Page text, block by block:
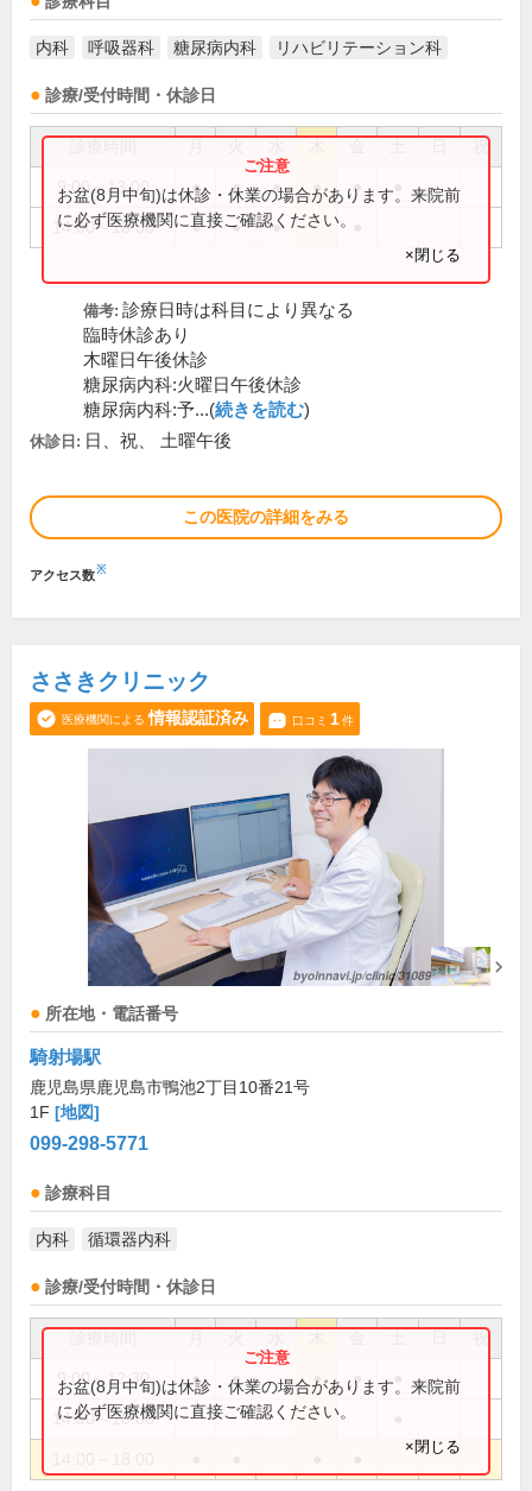
内科 呼吸器科 糖尿病内科 リハビリテーション科
診療/受付時間・休診日
祝
9:00～13:00 ● ● ● ● ●
14:00～18:30 ● ● ●
お盆(8月中旬)は休診・休業の場合があります。来院前
に必ず医療機関に直接ご確認ください。
×閉じる
備考: 診療日時は科目により異なる
臨時休診あり
木曜日午後休診
糖尿病内科:火曜日午後休診
糖尿病内科:予...(続きを読む)
休診日: 日、祝、 土曜午後
この医院の詳細をみる
アクセス数※
ささきクリニック
医療機関による 情報認証済み 口コミ 1件
所在地・電話番号
騎射場駅
鹿児島県鹿児島市鴨池2丁目10番21号
1F [地図]
099-298-5771
診療科目
内科 循環器内科
診療/受付時間・休診日
祝
9:00～12:30 ● ● ● ●
14:00～16:00
お盆(8月中旬)は休診・休業の場合があります。来院前
に必ず医療機関に直接ご確認ください。
×閉じる